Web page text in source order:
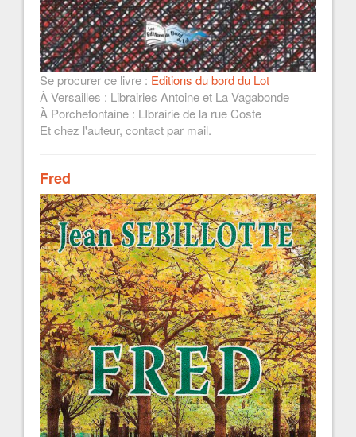
Se procurer ce livre : Editions du bord du Lot
À Versailles : Librairies Antoine et La Vagabonde
À Porchefontaine : LIbrairie de la rue Coste
Et chez l'auteur, contact par mail.
Fred